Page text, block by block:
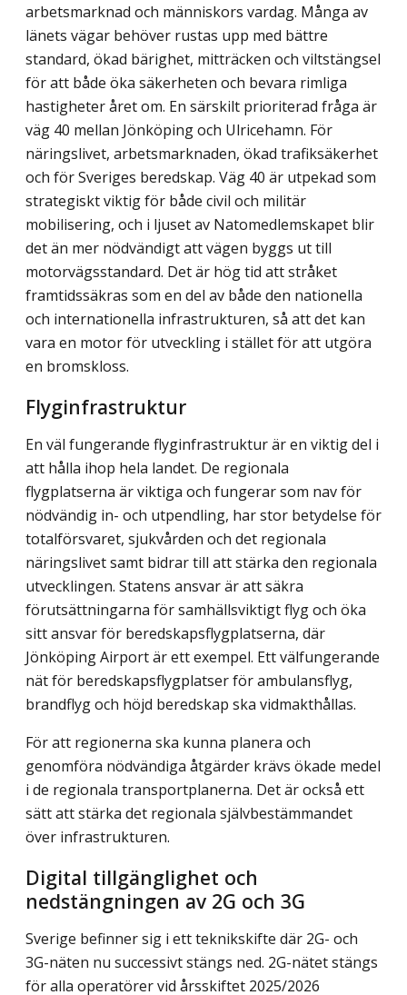
arbetsmarknad och människors vardag. Många av
länets vägar behöver rustas upp med bättre
standard, ökad bärighet, mitträcken och viltstängsel
för att både öka säkerheten och bevara rimliga
hastigheter året om. En särskilt prioriterad fråga är
väg 40 mellan Jönköping och Ulricehamn. För
näringslivet, arbetsmarknaden, ökad trafiksäkerhet
och för Sveriges beredskap. Väg 40 är utpekad som
strategiskt viktig för både civil och militär
mobilisering, och i ljuset av Natomedlemskapet blir
det än mer nödvändigt att vägen byggs ut till
motorvägsstandard. Det är hög tid att stråket
framtidssäkras som en del av både den nationella
och internationella infrastrukturen, så att det kan
vara en motor för utveckling i stället för att utgöra
en bromskloss.
Flyginfrastruktur
En väl fungerande flyginfrastruktur är en viktig del i
att hålla ihop hela landet. De regio­nala
flygplatserna är viktiga och fungerar som nav för
nödvändig in- och utpendling, har stor betydelse för
totalförsvaret, sjukvården och det regionala
näringslivet samt bidrar till att stärka den regionala
utvecklingen. Statens ansvar är att säkra
förutsättningarna för samhällsviktigt flyg och öka
sitt ansvar för beredskapsflygplatserna, där
Jönköping Airport är ett exempel. Ett välfungerande
nät för beredskapsflygplatser för ambulans­flyg,
brandflyg och höjd beredskap ska vidmakthållas.
För att regionerna ska kunna planera och
genomföra nödvändiga åtgärder krävs ökade medel
i de regionala transportplanerna. Det är också ett
sätt att stärka det regionala självbestämmandet
över infrastrukturen.
Digital tillgänglighet och
nedstängningen av 2G och 3G
Sverige befinner sig i ett teknikskifte där 2G- och
3G-näten nu successivt stängs ned. 2G-nätet stängs
för alla operatörer vid årsskiftet 2025/2026